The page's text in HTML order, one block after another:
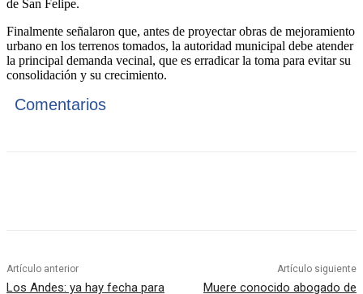
de San Felipe.
Finalmente señalaron que, antes de proyectar obras de mejoramiento
urbano en los terrenos tomados, la autoridad municipal debe atender
la principal demanda vecinal, que es erradicar la toma para evitar su
consolidación y su crecimiento.
Comentarios
Artículo anterior
Los Andes: ya hay fecha para
Artículo siguiente
Muere conocido abogado de